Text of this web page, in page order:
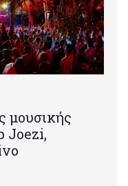
μουσικής
Joezi,